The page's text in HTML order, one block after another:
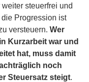
steuerfrei und
Progression ist
versteuern. Wer
Kurzarbeit war und
hat, muss damit
noch
Steuersatz steigt.